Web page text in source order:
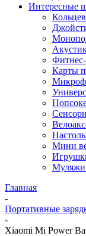
Интересные
Карты
Мини
Муляжи
Главная
-
Портативные
-
Xiaomi Mi Power